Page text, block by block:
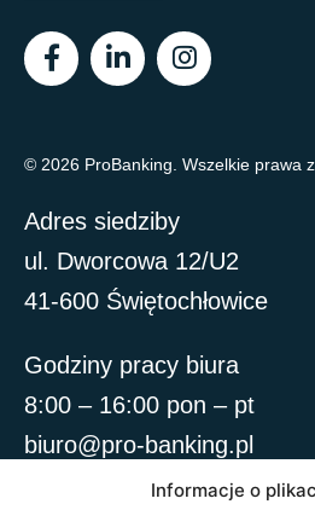
Informacje o
© 2026 ProBanking. Wszelkie prawa
Adres siedziby
ul. Dworcowa 12/U2
41-600 Świętochłowice
Godziny pracy biura
8:00 – 16:00 pon – pt
biuro@pro-banking.pl